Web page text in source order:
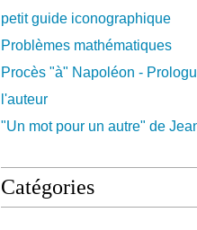
petit guide iconographique
Problèmes mathématiques
Procès "à" Napoléon -
l'auteur
"Un mot pour un autre" de
Catégories